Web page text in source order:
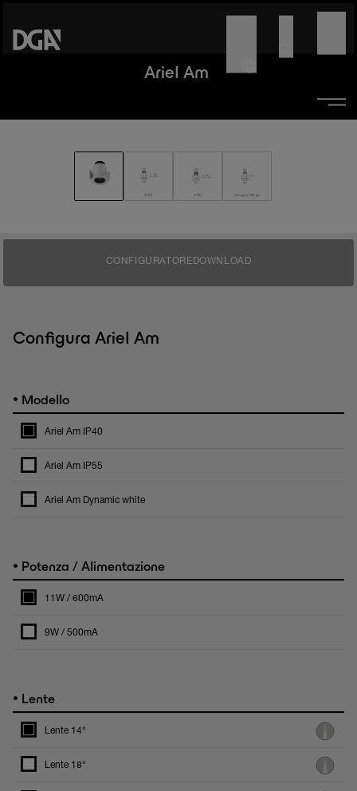
Ariel Am
CONFIGURATORE DOWNLOAD
Configura Ariel Am
• Modello
Ariel Am IP40
Ariel Am IP55
Ariel Am Dynamic white
• Potenza / Alimentazione
11W / 600mA
9W / 500mA
• Lente
Lente 14°
Lente 18°